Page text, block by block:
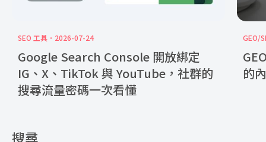
SEO 工具 2026-07-24
Google Search Console 開放綁定
IG、X、TikTok 與 YouTube，社群的
搜尋流量密碼一次看懂
GEO/
的
搜尋